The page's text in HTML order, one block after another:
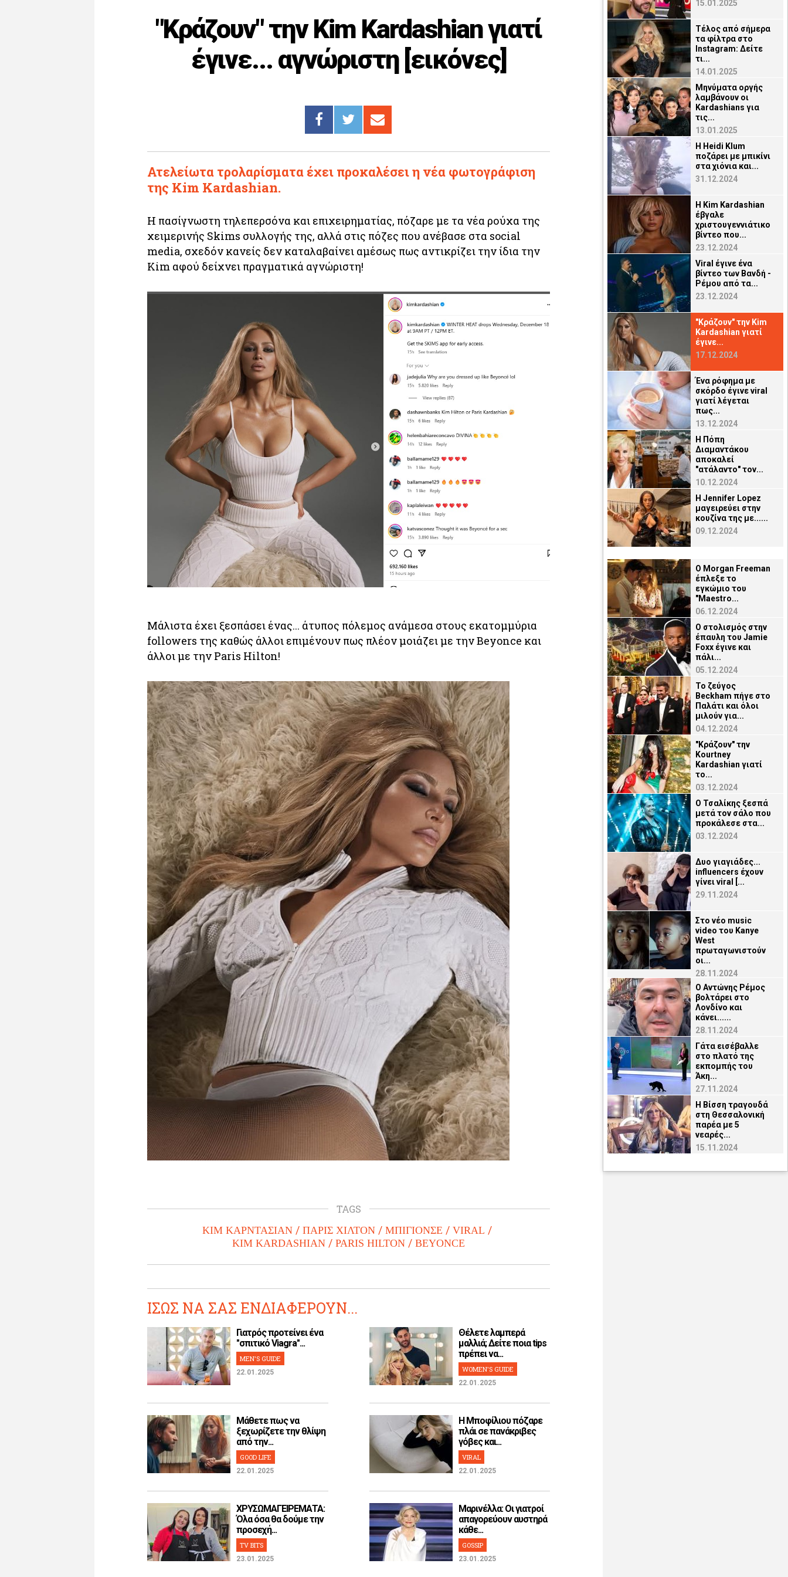
"Κράζουν" την Kim Kardashian γιατί
έγινε... αγνώριστη [εικόνες]
Ατελείωτα τρολαρίσματα έχει προκαλέσει η νέα φωτογράφιση
της Kim Kardashian.
Η πασίγνωστη τηλεπερσόνα και επιχειρηματίας, πόζαρε με τα νέα ρούχα της
χειμερινής Skims συλλογής της, αλλά στις πόζες που ανέβασε στα social
media, σχεδόν κανείς δεν καταλαβαίνει αμέσως πως αντικρίζει την ίδια την
Kim αφού δείχνει πραγματικά αγνώριστη!
Μάλιστα έχει ξεσπάσει ένας... άτυπος πόλεμος ανάμεσα στους εκατομμύρια
followers της καθώς άλλοι επιμένουν πως πλέον μοιάζει με την Beyonce και
άλλοι με την Paris Hilton!
TAGS
ΚΙΜ ΚΑΡΝΤΑΣΙΑΝ ΠΑΡΙΣ ΧΙΛΤΟΝ ΜΠΙΓΙΟΝΣΕ
VIRAL
KIM KARDASHIAN
PARIS HILTON BEYONCE
ΙΣΩΣ ΝΑ ΣΑΣ ΕΝΔΙΑΦΕΡΟΥΝ...
Γιατρός προτείνει ένα
"σπιτικό Viagra"...
MEN'S GUIDE
22.01.2025
Θέλετε λαμπερά
μαλλιά; Δείτε ποια tips
πρέπει να...
WOMEN'S GUIDE
22.01.2025
Μάθετε πως να
ξεχωρίζετε την θλίψη
από την...
GOOD LIFE
22.01.2025
H Μποφίλιου πόζαρε
πλάι σε πανάκριβες
γόβες και...
VIRAL
22.01.2025
ΧΡΥΣΩΜΑΓΕΙΡΕΜΑΤΑ:
Όλα όσα θα δούμε την
προσεχή...
TV BITS
23.01.2025
Μαρινέλλα: Οι γιατροί
απαγορεύουν αυστηρά
κάθε...
GOSSIP
23.01.2025
15.01.2025
Τέλος από σήμερα
τα φίλτρα στο
Instagram: Δείτε
τι...
14.01.2025
Μηνύματα οργής
λαμβάνουν οι
Kardashians για
τις...
13.01.2025
H Heidi Klum
ποζάρει με μπικίνι
στα χιόνια και...
31.12.2024
Η Kim Kardashian
έβγαλε
χριστουγεννιάτικο
βίντεο που...
23.12.2024
Viral έγινε ένα
βίντεο των Βανδή -
Ρέμου από τα...
23.12.2024
"Κράζουν" την Kim
Kardashian γιατί
έγινε...
17.12.2024
Ένα ρόφημα με
σκόρδο έγινε viral
γιατί λέγεται
πως...
13.12.2024
Η Πόπη
Διαμαντάκου
αποκαλεί
"ατάλαντο" τον...
10.12.2024
H Jennifer Lopez
μαγειρεύει στην
κουζίνα της με......
09.12.2024
O Μorgan Freeman
έπλεξε το
εγκώμιο του
"Maestro...
06.12.2024
Ο στολισμός στην
έπαυλη του Jamie
Foxx έγινε και
πάλι...
05.12.2024
Το ζεύγος
Beckham πήγε στο
Παλάτι και όλοι
μιλούν για...
04.12.2024
"Κράζουν" την
Kourtney
Kardashian γιατί
το...
03.12.2024
Ο Τσαλίκης ξεσπά
μετά τον σάλο που
προκάλεσε στα...
03.12.2024
Δυο γιαγιάδες...
influencers έχουν
γίνει viral [...
29.11.2024
Στο νέο music
video του Kanye
West
πρωταγωνιστούν
οι...
28.11.2024
O Αντώνης Ρέμος
βολτάρει στο
Λονδίνο και
κάνει......
28.11.2024
Γάτα εισέβαλλε
στο πλατό της
εκπομπής του
Άκη...
27.11.2024
H Βίσση τραγουδά
στη Θεσσαλονική
παρέα με 5
νεαρές...
15.11.2024